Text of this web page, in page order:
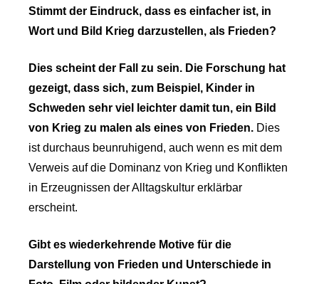
Stimmt der Eindruck, dass es einfacher ist, in
Wort und Bild Krieg darzustellen, als Frieden?
Dies scheint der Fall zu sein. Die Forschung hat
gezeigt, dass sich, zum Beispiel, Kinder in
Schweden sehr viel leichter damit tun, ein Bild
von Krieg zu malen als eines von Frieden. Dies
ist durchaus beunruhigend, auch wenn es mit dem
Verweis auf die Dominanz von Krieg und Konflikten
in Erzeugnissen der Alltagskultur erklärbar
erscheint.
Gibt es wiederkehrende Motive für die
Darstellung von Frieden und Unterschiede in